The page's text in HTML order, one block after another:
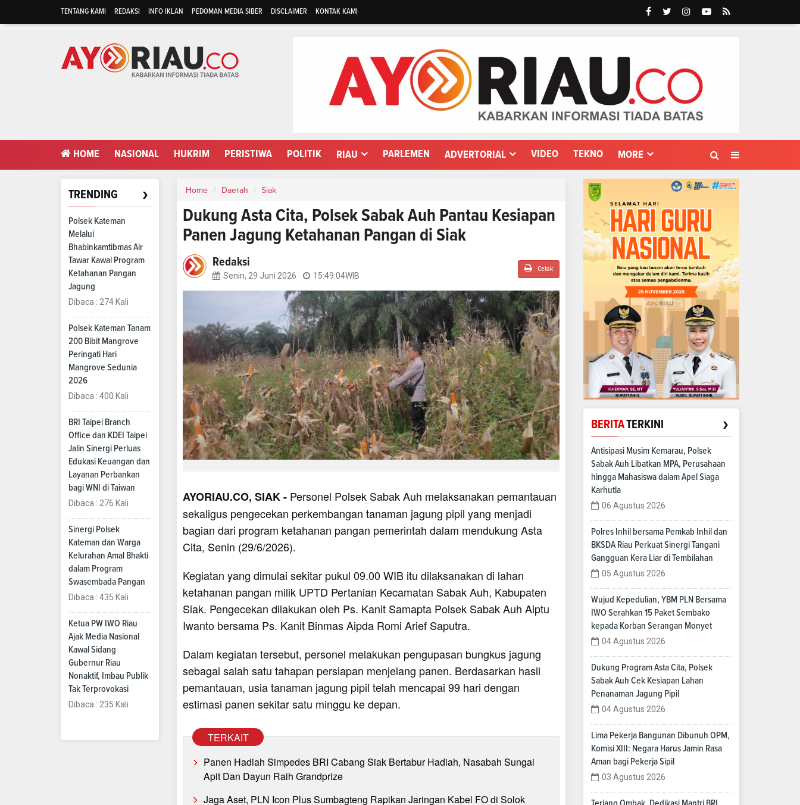
TENTANG KAMI REDAKSI INFO IKLAN PEDOMAN MEDIA SIBER DISCLAIMER KONTAK KAMI
HOME NASIONAL HUKRIM PERISTIWA POLITIK RIAU PARLEMEN ADVERTORIAL VIDEO TEKNO MORE
TRENDING ›
Polsek Kateman
Melalui
Bhabinkamtibmas Air
Tawar Kawal Program
Ketahanan Pangan
Jagung
Dibaca : 274 Kali
Polsek Kateman Tanam
200 Bibit Mangrove
Peringati Hari
Mangrove Sedunia
2026
Dibaca : 400 Kali
BRI Taipei Branch
Office dan KDEI Taipei
Jalin Sinergi Perluas
Edukasi Keuangan dan
Layanan Perbankan
bagi WNI di Taiwan
Dibaca : 276 Kali
Sinergi Polsek
Kateman dan Warga
Kelurahan Amal Bhakti
dalam Program
Swasembada Pangan
Dibaca : 435 Kali
Ketua PW IWO Riau
Ajak Media Nasional
Kawal Sidang
Gubernur Riau
Nonaktif, Imbau Publik
Tak Terprovokasi
Dibaca : 235 Kali
Home Daerah Siak
Dukung Asta Cita, Polsek Sabak Auh Pantau Kesiapan
Panen Jagung Ketahanan Pangan di Siak
Redaksi
Senin, 29 Juni 2026 15:49:04WIB
Cetak
AYORIAU.CO, SIAK - Personel Polsek Sabak Auh melaksanakan pemantauan
sekaligus pengecekan perkembangan tanaman jagung pipil yang menjadi
bagian dari program ketahanan pangan pemerintah dalam mendukung Asta
Cita, Senin (29/6/2026).
Kegiatan yang dimulai sekitar pukul 09.00 WIB itu dilaksanakan di lahan
ketahanan pangan milik UPTD Pertanian Kecamatan Sabak Auh, Kabupaten
Siak. Pengecekan dilakukan oleh Ps. Kanit Samapta Polsek Sabak Auh Aiptu
Iwanto bersama Ps. Kanit Binmas Aipda Romi Arief Saputra.
Dalam kegiatan tersebut, personel melakukan pengupasan bungkus jagung
sebagai salah satu tahapan persiapan menjelang panen. Berdasarkan hasil
pemantauan, usia tanaman jagung pipil telah mencapai 99 hari dengan
estimasi panen sekitar satu minggu ke depan.
TERKAIT
Panen Hadiah Simpedes BRI Cabang Siak Bertabur Hadiah, Nasabah Sungai
Apit Dan Dayun Raih Grandprize
Jaga Aset, PLN Icon Plus Sumbagteng Rapikan Jaringan Kabel FO di Solok
BERITATERKINI ›
Antisipasi Musim Kemarau, Polsek
Sabak Auh Libatkan MPA, Perusahaan
hingga Mahasiswa dalam Apel Siaga
Karhutla
06 Agustus 2026
Polres Inhil bersama Pemkab Inhil dan
BKSDA Riau Perkuat Sinergi Tangani
Gangguan Kera Liar di Tembilahan
05 Agustus 2026
Wujud Kepedulian, YBM PLN Bersama
IWO Serahkan 15 Paket Sembako
kepada Korban Serangan Monyet
04 Agustus 2026
Dukung Program Asta Cita, Polsek
Sabak Auh Cek Kesiapan Lahan
Penanaman Jagung Pipil
04 Agustus 2026
Lima Pekerja Bangunan Dibunuh OPM,
Komisi XIII: Negara Harus Jamin Rasa
Aman bagi Pekerja Sipil
03 Agustus 2026